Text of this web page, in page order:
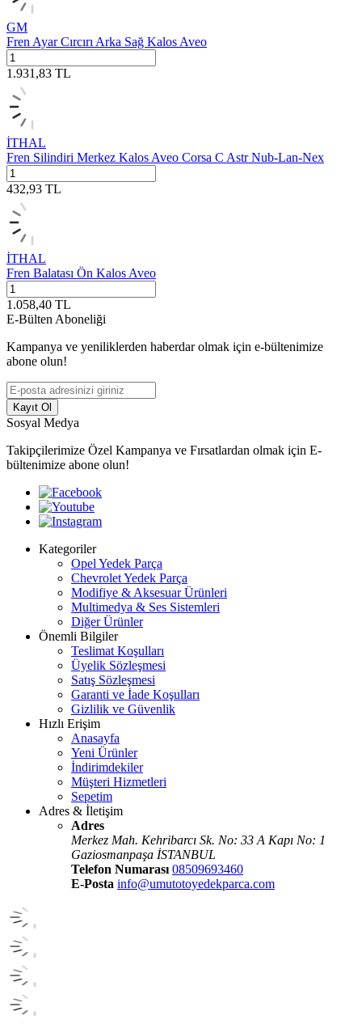
GM
Fren Ayar Cırcırı Arka Sağ Kalos Aveo
1.931,83 TL
İTHAL
Fren Silindiri Merkez Kalos Aveo Corsa C Astr Nub-Lan-Nex
432,93 TL
İTHAL
Fren Balatası Ön Kalos Aveo
1.058,40 TL
E-Bülten Aboneliği
Kampanya ve yeniliklerden haberdar olmak için e-bültenimize
abone olun!
Kayıt Ol
Sosyal Medya
Takipçilerimize Özel Kampanya ve Fırsatlardan olmak için E-
bültenimize abone olun!
Kategoriler
Opel Yedek Parça
Chevrolet Yedek Parça
Modifiye & Aksesuar Ürünleri
Multimedya & Ses Sistemleri
Diğer Ürünler
Önemli Bilgiler
Teslimat Koşulları
Üyelik Sözleşmesi
Satış Sözleşmesi
Garanti ve İade Koşulları
Gizlilik ve Güvenlik
Hızlı Erişim
Anasayfa
Yeni Ürünler
İndirimdekiler
Müşteri Hizmetleri
Sepetim
Adres & İletişim
Adres
Merkez Mah. Kehribarcı Sk. No: 33 A Kapı No: 1
Gaziosmanpaşa İSTANBUL
Telefon Numarası 08509693460
E-Posta info@umutotoyedekparca.com